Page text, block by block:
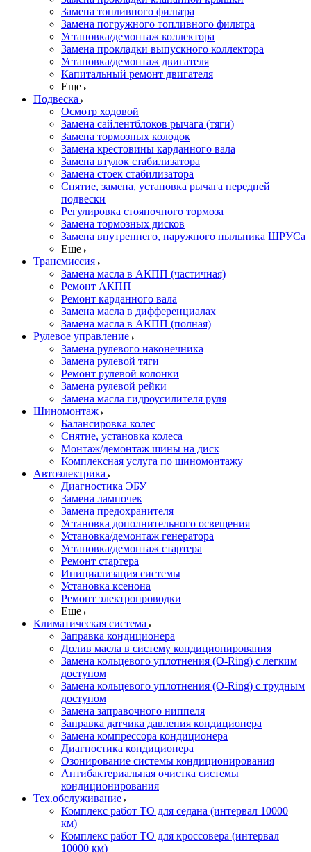
Замена топливного фильтра
Замена погружного топливного фильтра
Установка/демонтаж коллектора
Замена прокладки выпускного коллектора
Установка/демонтаж двигателя
Капитальный ремонт двигателя
Еще
Подвеска
Осмотр ходовой
Замена сайлентблоков рычага (тяги)
Замена тормозных колодок
Замена крестовины карданного вала
Замена втулок стабилизатора
Замена стоек стабилизатора
Снятие, замена, установка рычага передней
подвески
Регулировка стояночного тормоза
Замена тормозных дисков
Замена внутреннего, наружного пыльника ШРУСа
Еще
Трансмиссия
Замена масла в АКПП (частичная)
Ремонт АКПП
Ремонт карданного вала
Замена масла в дифференциалах
Замена масла в АКПП (полная)
Рулевое управление
Замена рулевого наконечника
Замена рулевой тяги
Ремонт рулевой колонки
Замена рулевой рейки
Замена масла гидроусилителя руля
Шиномонтаж
Балансировка колес
Снятие, установка колеса
Монтаж/демонтаж шины на диск
Комплексная услуга по шиномонтажу
Автоэлектрика
Диагностика ЭБУ
Замена лампочек
Замена предохранителя
Установка дополнительного освещения
Установка/демонтаж генератора
Установка/демонтаж стартера
Ремонт стартера
Инициализация системы
Установка ксенона
Ремонт электропроводки
Еще
Климатическая система
Заправка кондиционера
Долив масла в систему кондиционирования
Замена кольцевого уплотнения (O-Ring) с легким
доступом
Замена кольцевого уплотнения (O-Ring) с трудным
доступом
Замена заправочного ниппеля
Заправка датчика давления кондиционера
Замена компрессора кондиционера
Диагностика кондиционера
Озонирование системы кондиционирования
Антибактериальная очистка системы
кондиционирования
Тех.обслуживание
Комплекс работ ТО для седана (интервал 10000
км)
Комплекс работ ТО для кроссовера (интервал
10000 км)